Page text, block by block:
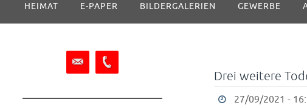
springen
HEIMAT E-PAPER BILDERGALERIEN GEWERBE
Drei weitere
27/09/2021 -